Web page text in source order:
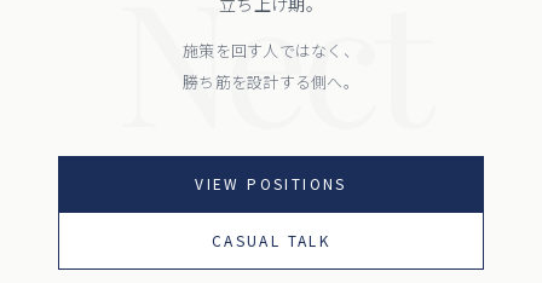
Nect
施策を回す人ではなく、
勝ち筋を設計する側へ。
VIEW POSITIONS
CASUAL TALK